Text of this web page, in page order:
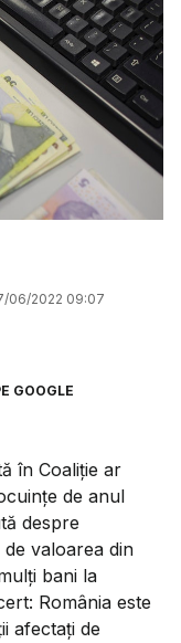
06/2022 09:07
GOOGLE
în Coaliție ar
de anul
despre
valoarea din
bani la
România este
afectați de